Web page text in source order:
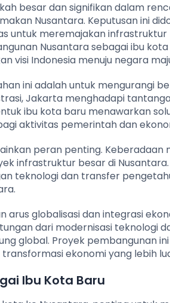
besar dan signifikan dalam
Nusantara. Keputusan ini
untuk meremajakan
Nusantara sebagai ibu
visi Indonesia menuju negara
ini adalah untuk mengurangi
Jakarta menghadapi
ibu kota baru menawarkan
aktivitas pemerintah dan
peran penting.
infrastruktur besar di
teknologi dan transfer
arus globalisasi dan integrasi
dari modernisasi teknologi
global. Proyek pembangunan
ekonomi yang lebih
Ibu Kota Baru